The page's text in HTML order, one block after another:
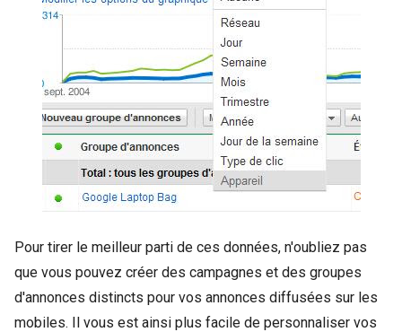
Pour tirer le meilleur parti de ces données, n'oubliez pas
que vous pouvez créer des campagnes et des groupes
d'annonces distincts pour vos annonces diffusées sur les
mobiles. Il vous est ainsi plus facile de personnaliser vos